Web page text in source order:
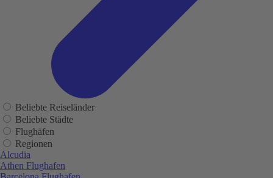
Beliebte Reiseländer
Beliebte Städte
Flughäfen
Regionen
Alcudia
Athen Flughafen